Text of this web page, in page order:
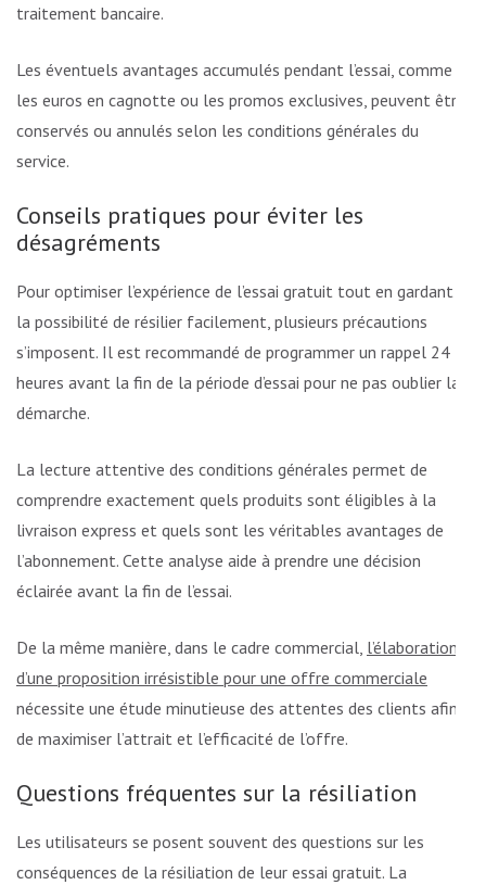
traitement bancaire.
Les éventuels avantages accumulés pendant l’essai, comme
les euros en cagnotte ou les promos exclusives, peuvent être
conservés ou annulés selon les conditions générales du
service.
Conseils pratiques pour éviter les
désagréments
Pour optimiser l’expérience de l’essai gratuit tout en gardant
la possibilité de résilier facilement, plusieurs précautions
s’imposent. Il est recommandé de programmer un rappel 24
heures avant la fin de la période d’essai pour ne pas oublier la
démarche.
La lecture attentive des conditions générales permet de
comprendre exactement quels produits sont éligibles à la
livraison express et quels sont les véritables avantages de
l’abonnement. Cette analyse aide à prendre une décision
éclairée avant la fin de l’essai.
De la même manière, dans le cadre commercial, l’élaboration
d’une proposition irrésistible pour une offre commerciale
nécessite une étude minutieuse des attentes des clients afin
de maximiser l’attrait et l’efficacité de l’offre.
Questions fréquentes sur la résiliation
Les utilisateurs se posent souvent des questions sur les
conséquences de la résiliation de leur essai gratuit. La